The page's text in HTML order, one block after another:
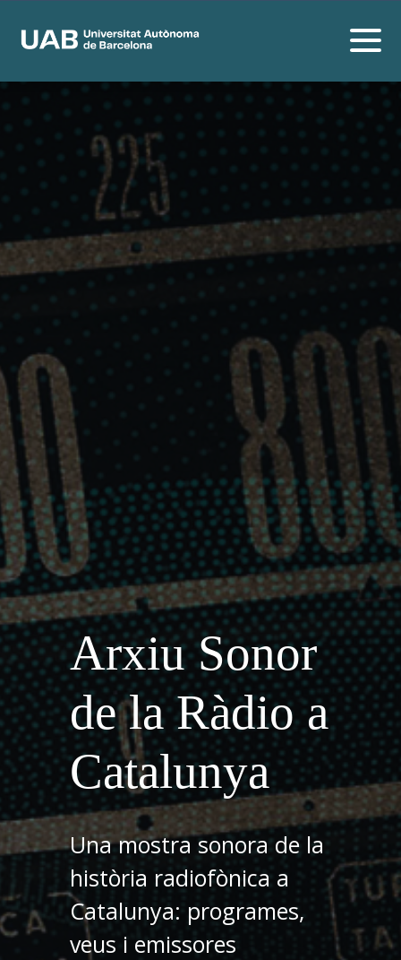
Arxiu Sonor
de la Ràdio a
Catalunya
Una mostra sonora de la
història radiofònica a
Catalunya: programes,
veus i emissores